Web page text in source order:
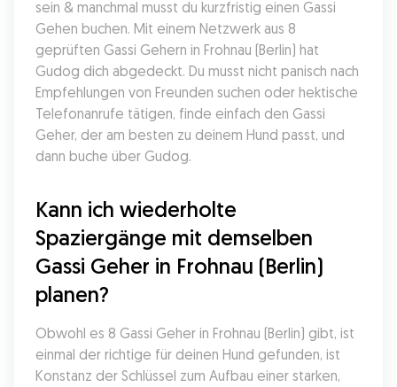
sein & manchmal musst du kurzfristig einen Gassi
Gehen buchen. Mit einem Netzwerk aus 8
geprüften Gassi Gehern in Frohnau (Berlin) hat
Gudog dich abgedeckt. Du musst nicht panisch nach
Empfehlungen von Freunden suchen oder hektische
Telefonanrufe tätigen, finde einfach den Gassi
Geher, der am besten zu deinem Hund passt, und
dann buche über Gudog.
Kann ich wiederholte
Spaziergänge mit demselben
Gassi Geher in Frohnau (Berlin)
planen?
Obwohl es 8 Gassi Geher in Frohnau (Berlin) gibt, ist
einmal der richtige für deinen Hund gefunden, ist
Konstanz der Schlüssel zum Aufbau einer starken,